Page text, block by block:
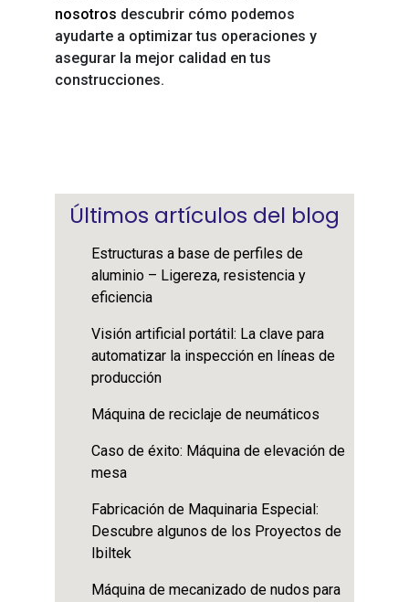
nosotros descubrir cómo podemos
ayudarte a optimizar tus operaciones y
asegurar la mejor calidad en tus
construcciones.
Últimos artículos del blog
Estructuras a base de perfiles de
aluminio – Ligereza, resistencia y
eficiencia
Visión artificial portátil: La clave para
automatizar la inspección en líneas de
producción
Máquina de reciclaje de neumáticos
Caso de éxito: Máquina de elevación de
mesa
Fabricación de Maquinaria Especial:
Descubre algunos de los Proyectos de
Ibiltek
Máquina de mecanizado de nudos para